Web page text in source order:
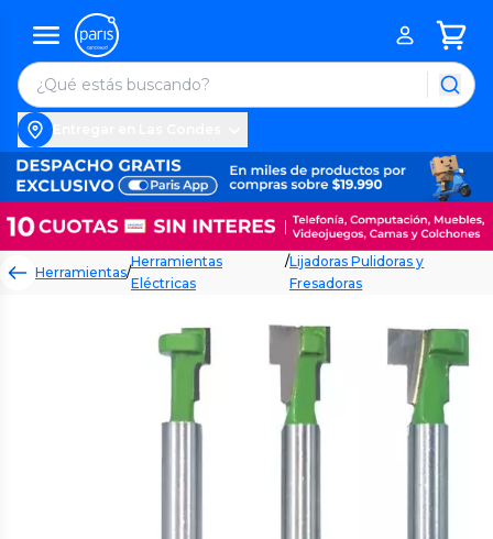
Herramientas/
Herramientas
Eléctricas
/Lijadoras Pulidoras y
Fresadoras